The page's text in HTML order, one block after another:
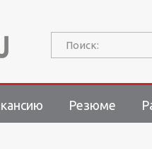
Поиск:
Резюме